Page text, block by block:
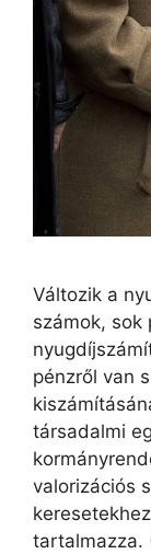
Változik a
számok, sok
pénzről van
társadalmi
valorizációs
tartalmazza.